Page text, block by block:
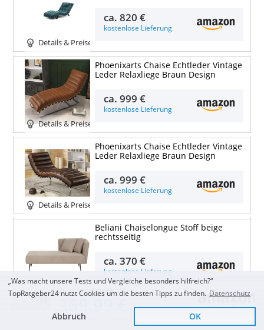
Zum Top Angebot
KOSTENLOSE LIEFERUNG
Details & Preise
ca.820 €
kostenlose Lieferung
Details & Preise
Phoenixarts Chaise Echtleder Vintage
Leder Relaxliege Braun Design
ca.999 €
kostenlose Lieferung
Details & Preise
Phoenixarts Chaise Echtleder Vintage
Leder Relaxliege Braun Design
ca.999 €
kostenlose Lieferung
Details & Preise
Beliani Chaiselongue Stoff beige
rechtsseitig
ca.370 €
kostenlose Lieferung
Beliani Chaiselongue Samt grün
„Was macht unsere Tests und Vergleiche besonders hilfreich?“
TopRatgeber24 nutzt Cookies um die besten Tipps zu finden. Datenschutz
Abbruch OK